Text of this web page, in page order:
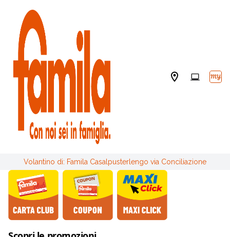
Volantino di: Famila Casalpusterlengo via Conciliazione